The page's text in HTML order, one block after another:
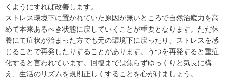
くようにすれば改善します。
ストレス環境下に置かれていた原因が無いところで自然治癒力を高
めて本来あるべき状態に戻していくことが重要となります。ただ休
養にて症状が治まった方でも元の環境下に戻ったり、ストレスを感
じることで再発したりすることがあります。うつを再発すると重症
化すると言われています。回復までは焦らずゆっくりと気長に構
え、生活のリズムを規則正しくすることを心がけましょう。